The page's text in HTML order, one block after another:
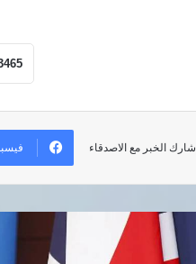
شارك الخبر مع الاصدقاء